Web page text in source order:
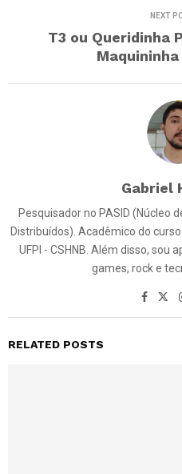
NEXT
T3 ou Queridinha
Gabriel
Pesquisador no PASID (Núcleo
Distribuídos). Acadêmico do
UFPI - CSHNB. Além disso, sou
games, rock e
RELATED POSTS